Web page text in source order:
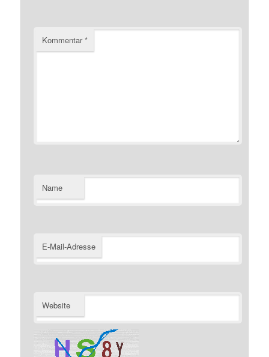
Kommentar*
Name
E-Mail-Adresse
Website